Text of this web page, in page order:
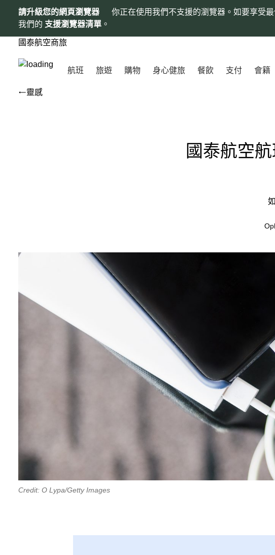
請升級您的網頁瀏覽器
你正在使用我們不支援的瀏覽器。如要享受
我們的 支援瀏覽器清單 。
國泰航空商旅
航班 旅遊 購物 身心健旅 餐飲 支付 會籍
靈感
國泰航空
Credit: O Lypa/Getty Images